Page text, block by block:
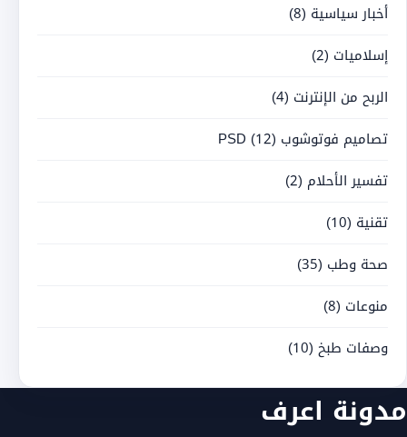
أخبار سياسية (8)
إسلاميات (2)
الربح من الإنترنت (4)
تصاميم فوتوشوب PSD (12)
تفسير الأحلام (2)
تقنية (10)
صحة وطب (35)
منوعات (8)
وصفات طبخ (10)
مدونة اعرف